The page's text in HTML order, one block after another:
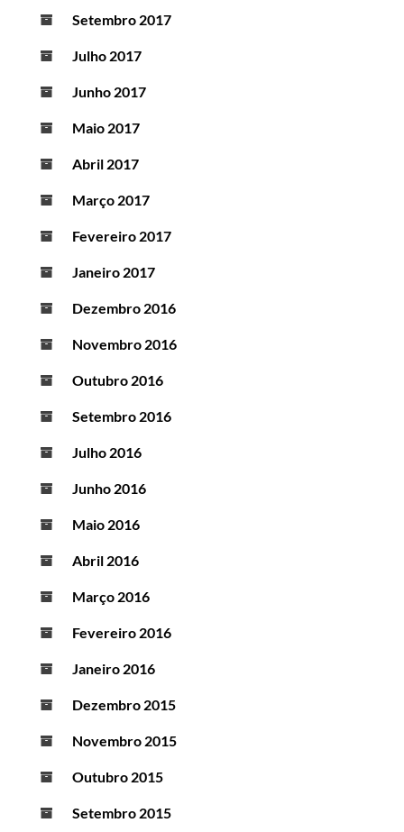
Setembro 2017
Julho 2017
Junho 2017
Maio 2017
Abril 2017
Março 2017
Fevereiro 2017
Janeiro 2017
Dezembro 2016
Novembro 2016
Outubro 2016
Setembro 2016
Julho 2016
Junho 2016
Maio 2016
Abril 2016
Março 2016
Fevereiro 2016
Janeiro 2016
Dezembro 2015
Novembro 2015
Outubro 2015
Setembro 2015